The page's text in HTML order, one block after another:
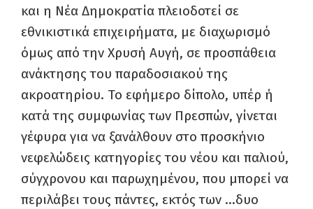
και η Νέα Δημοκρατία πλειοδοτεί σε
εθνικιστικά επιχειρήματα, με διαχωρισμό
όμως από την Χρυσή Αυγή, σε προσπάθεια
ανάκτησης του παραδοσιακού της
ακροατηρίου. Το εφήμερο δίπολο, υπέρ ή
κατά της συμφωνίας των Πρεσπών, γίνεται
γέφυρα για να ξανάλθουν στο προσκήνιο
νεφελώδεις κατηγορίες του νέου και παλιού,
σύγχρονου και παρωχημένου, που μπορεί να
περιλάβει τους πάντες, εκτός των …δυο